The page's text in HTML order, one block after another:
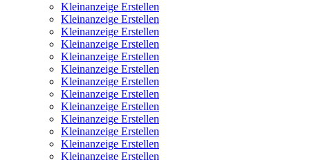
Kleinanzeige Erstellen
Kleinanzeige Erstellen
Kleinanzeige Erstellen
Kleinanzeige Erstellen
Kleinanzeige Erstellen
Kleinanzeige Erstellen
Kleinanzeige Erstellen
Kleinanzeige Erstellen
Kleinanzeige Erstellen
Kleinanzeige Erstellen
Kleinanzeige Erstellen
Kleinanzeige Erstellen
Kleinanzeige Erstellen